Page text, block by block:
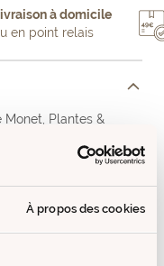
À propos des cookies
à domicile
en point relais
Monet, Plantes &
fruit d’une
des Beaux-Arts.
ce savon associe
Made in